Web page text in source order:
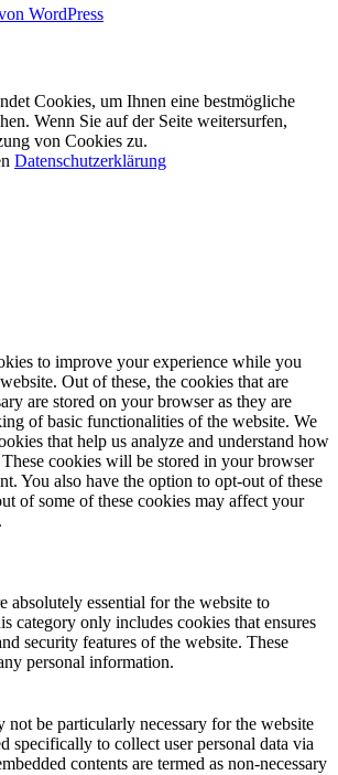
WordPress
Cookies, um Ihnen eine bestmögliche
Wenn Sie auf der Seite weitersurfen,
von Cookies zu.
Datenschutzerklärung
to improve your experience while you
Out of these, the cookies that are
are stored on your browser as they are
of basic functionalities of the website. We
that help us analyze and understand how
cookies will be stored in your browser
You also have the option to opt-out of these
of some of these cookies may affect your
absolutely essential for the website to
category only includes cookies that ensures
security features of the website. These
personal information.
not be particularly necessary for the website
specifically to collect user personal data via
contents are termed as non-necessary